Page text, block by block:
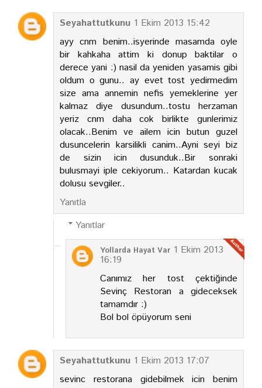
Seyahattutkunu 1 Ekim 2013 15:42
ayy cnm benim..isyerinde masamda oyle
bir kahkaha attim ki donup baktilar o
derece yani :) nasil da yeniden yasamis gibi
oldum o gunu.. ay evet tost yedirmedim
size ama annemin nefis yemeklerine yer
kalmaz diye dusundum..tostu herzaman
yeriz cnm daha cok birlikte gunlerimiz
olacak..Benim ve ailem icin butun guzel
dusuncelerin karsilikli canim..Ayni seyi biz
de sizin icin dusunduk..Bir sonraki
bulusmayi iple cekiyorum.. Katardan kucak
dolusu sevgiler..
Yanıtla
Yanıtlar
Yollarda Hayat Var 1 Ekim 2013
16:19
Canımız her tost çektiğinde
Sevinç Restoran a gideceksek
tamamdır :)
Bol bol öpüyorum seni
Seyahattutkunu 1 Ekim 2013 17:07
sevinc restorana gidebilmek icin benim